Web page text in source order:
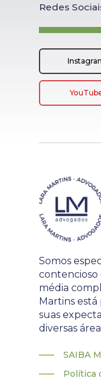
Redes
Somos
contencioso
média
Martins
suas
diversas
SAIBA
Política